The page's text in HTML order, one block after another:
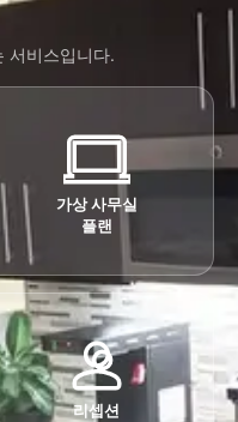
서비스입니다.
가상 사무실
플랜
리셉션